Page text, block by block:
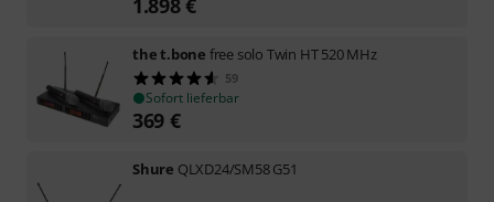
1.898€
the t.bone free solo Twin HT 520 MHz
59
Sofort lieferbar
369 €
Shure QLXD24/SM58 G51